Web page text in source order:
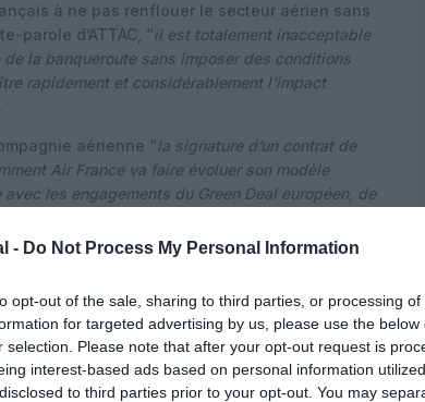
- Do Not Process My Personal Information
opt-out of the sale, sharing to third parties, or processing
for targeted advertising by us, please use the
selection. Please note that after your opt-out request is
interest-based ads based on personal information
to third parties prior to your opt-out. You may
à ne pas renflouer le secteur aérien sans
parole d’ATTAC, “il est totalement inacceptable
la banqueroute sans imposer des conditions
rapidement et considérablement l’impact
aérienne “la signature d’un contrat de
Air France va faire évoluer son modèle
les engagements du Green Deal européen, de
de la commission Environnement du